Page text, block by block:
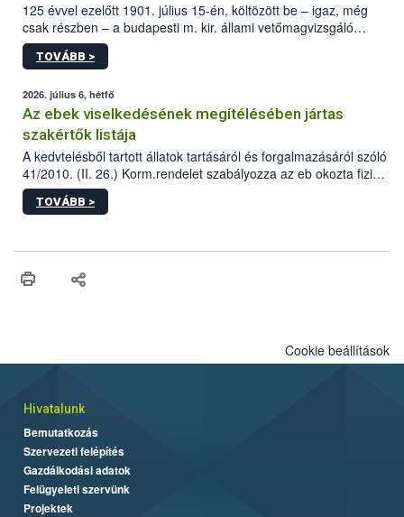
125 évvel ezelőtt 1901. július 15-én, költözött be – igaz, még
csak részben – a budapesti m. kir. állami vetőmagvizsgáló
állomás a Kis Rókus utca 15. szám alatti, Czigler Győző által
tervezett új épületébe.
TOVÁBB >
2026. július 6, hétfő
Az ebek viselkedésének megítélésében jártas
szakértők listája
A kedvtelésből tartott állatok tartásáról és forgalmazásáról szóló
41/2010. (II. 26.) Korm.rendelet szabályozza az eb okozta fizikai
sérülés, illetve ennek veszélye keletkezésekor felmerülő
hatósági feladatokat, valamint a veszélyes eb tartását és annak
TOVÁBB >
Cookie beállítások
Hivatalunk
Bemutatkozás
Szervezeti felépítés
Gazdálkodási adatok
Felügyeleti szervünk
Projektek